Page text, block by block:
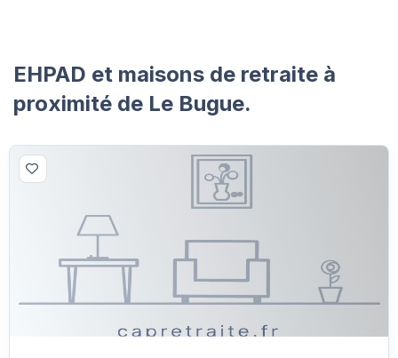
EHPAD et maisons de retraite à
proximité de Le Bugue.